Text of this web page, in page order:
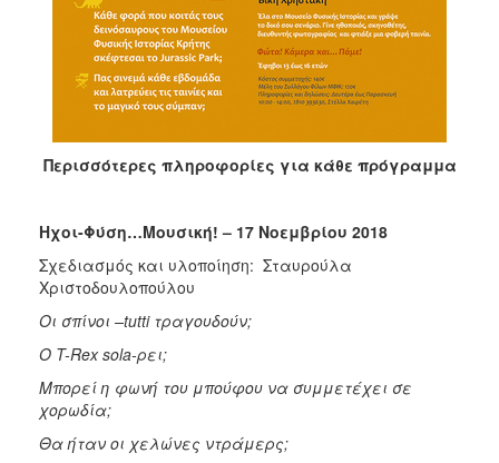
Περισσότερες πληροφορίες για κάθε πρόγραμμα
Ηχοι-Φύση…Μουσική! – 17 Νοεμβρίου 2018
Σχεδιασμός και υλοποίηση: Σταυρούλα
Χριστοδουλοπούλου
Οι σπίνοι –tuttiτραγουδούν;
Ο T-Rex sola-ρει;
Μπορεί η φωνή του μπούφου να συμμετέχει σε
χορωδία;
Θα ήταν οι χελώνες ντράμερς;